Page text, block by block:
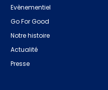
Evènementiel
Go For Good
Notre histoire
Actualité
Presse